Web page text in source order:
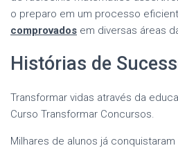
o preparo em um processo
comprovados em diversas áreas
Histórias de
Transformar vidas através da
Curso Transformar Concursos.
Milhares de alunos já